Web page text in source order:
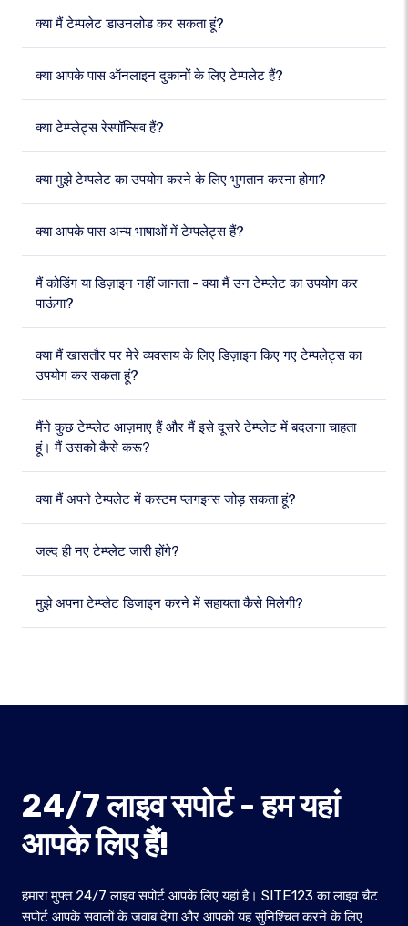
क्या मैं टेम्पलेट डाउनलोड कर सकता हूं?
क्या आपके पास ऑनलाइन दुकानों के लिए टेम्पलेट हैं?
क्या टेम्प्लेट्स रेस्पॉन्सिव हैं?
क्या मुझे टेम्पलेट का उपयोग करने के लिए भुगतान करना होगा?
क्या आपके पास अन्य भाषाओं में टेम्पलेट्स हैं?
मैं कोडिंग या डिज़ाइन नहीं जानता - क्या मैं उन टेम्प्लेट का उपयोग कर
पाऊंगा?
क्या मैं खासतौर पर मेरे व्यवसाय के लिए डिज़ाइन किए गए टेम्पलेट्स का
उपयोग कर सकता हूं?
मैंने कुछ टेम्प्लेट आज़माए हैं और मैं इसे दूसरे टेम्प्लेट में बदलना चाहता
हूं। मैं उसको कैसे करू?
क्या मैं अपने टेम्पलेट में कस्टम प्लगइन्स जोड़ सकता हूं?
जल्द ही नए टेम्प्लेट जारी होंगे?
मुझे अपना टेम्प्लेट डिजाइन करने में सहायता कैसे मिलेगी?
24/7 लाइव सपोर्ट - हम यहां
आपके लिए हैं!
हमारा मुफ्त 24/7 लाइव सपोर्ट आपके लिए यहां है। SITE123 का लाइव चैट
सपोर्ट आपके सवालों के जवाब देगा और आपको यह सुनिश्चित करने के लिए